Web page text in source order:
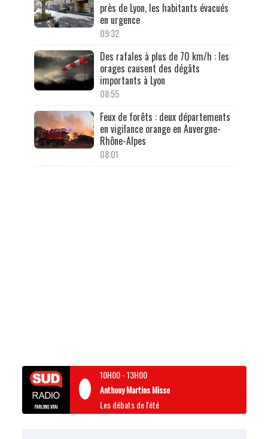
près de Lyon, les habitants évacués
en urgence
09:32
Des rafales à plus de 70 km/h : les
orages causent des dégâts
importants à Lyon
08:55
Feux de forêts : deux départements
en vigilance orange en Auvergne-
Rhône-Alpes
08:01
10H00-13H00
Anthony Martins Misse
Les débats de l'été